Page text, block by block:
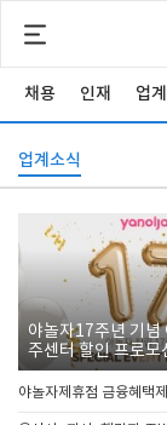
채용 인재 업
업계소식
야놀자17주년 기념
주센터 할인 프로모
야놀자제휴점 금융혜택